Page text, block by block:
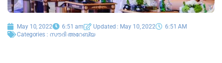
May 10, 2022 6:51 am Updated : May 10, 2022
6:51 AM
Categories : സൗദി അറേബ്യ